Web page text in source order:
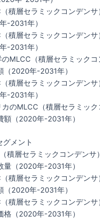
積層セラミックコンデン
-2031年）
積層セラミックコンデン
-2031年）
MLCC（積層セラミックコ
（2020年-2031年）
積層セラミックコンデン
-2031年）
のMLCC（積層セラミック
額（2020年-2031年）
グメント
積層セラミックコンデンサ
量（2020年-2031年）
積層セラミックコンデン
（2020年-2031年）
積層セラミックコンデン
格（2020年-2031年）